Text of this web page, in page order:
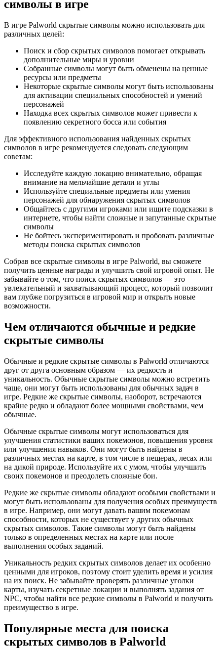
символы в игре
В игре Palworld скрытые символы можно использовать для
различных целей:
Поиск и сбор скрытых символов помогает открывать
дополнительные миры и уровни
Собранные символы могут быть обменены на ценные
ресурсы или предметы
Некоторые скрытые символы могут быть использованы
для активации специальных способностей и умений
персонажей
Находка всех скрытых символов может привести к
появлению секретного босса или события
Для эффективного использования найденных скрытых
символов в игре рекомендуется следовать следующим
советам:
Исследуйте каждую локацию внимательно, обращая
внимание на мельчайшие детали и углы
Используйте специальные предметы или умения
персонажей для обнаружения скрытых символов
Общайтесь с другими игроками или ищите подсказки в
интернете, чтобы найти сложные и запутанные скрытые
символы
Не бойтесь экспериментировать и пробовать различные
методы поиска скрытых символов
Собрав все скрытые символы в игре Palworld, вы сможете
получить ценные награды и улучшить свой игровой опыт. Не
забывайте о том, что поиск скрытых символов — это
увлекательный и захватывающий процесс, который позволит
вам глубже погрузиться в игровой мир и открыть новые
возможности.
Чем отличаются обычные и редкие
скрытые символы
Обычные и редкие скрытые символы в Palworld отличаются
друг от друга основным образом — их редкость и
уникальность. Обычные скрытые символы можно встретить
чаще, они могут быть использованы для обычных задач в
игре. Редкие же скрытые символы, наоборот, встречаются
крайне редко и обладают более мощными свойствами, чем
обычные.
Обычные скрытые символы могут использоваться для
улучшения статистики ваших покемонов, повышения уровня
или улучшения навыков. Они могут быть найдены в
различных местах на карте, в том числе в пещерах, лесах или
на дикой природе. Используйте их с умом, чтобы улучшить
своих покемонов и преодолеть сложные бои.
Редкие же скрытые символы обладают особыми свойствами и
могут быть использованы для получения особых преимуществ
в игре. Например, они могут давать вашим покемонам
способности, которых не существует у других обычных
скрытых символов. Такие символы могут быть найдены
только в определенных местах на карте или после
выполнения особых заданий.
Уникальность редких скрытых символов делает их особенно
ценными для игроков, поэтому стоит уделить время и усилия
на их поиск. Не забывайте проверять различные уголки
карты, изучать секретные локации и выполнять задания от
NPC, чтобы найти все редкие символы в Palworld и получить
преимущество в игре.
Популярные места для поиска
скрытых символов в Palworld